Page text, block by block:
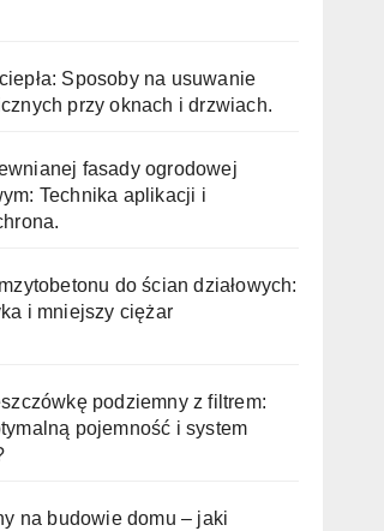
Sposoby na usuwanie
przy oknach i drzwiach.
fasady ogrodowej
Technika aplikacji i
do ścian działowych:
i mniejszy ciężar
podziemny z filtrem:
pojemność i system
na budowie domu – jaki